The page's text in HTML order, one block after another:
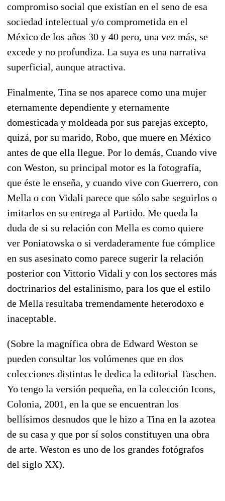
compromiso social que existían en el seno de esa
sociedad intelectual y/o comprometida en el
México de los años 30 y 40 pero, una vez más, se
excede y no profundiza. La suya es una narrativa
superficial, aunque atractiva.
Finalmente, Tina se nos aparece como una mujer
eternamente dependiente y eternamente
domesticada y moldeada por sus parejas excepto,
quizá, por su marido, Robo, que muere en México
antes de que ella llegue. Por lo demás, Cuando vive
con Weston, su principal motor es la fotografía,
que éste le enseña, y cuando vive con Guerrero, con
Mella o con Vidali parece que sólo sabe seguirlos o
imitarlos en su entrega al Partido. Me queda la
duda de si su relación con Mella es como quiere
ver Poniatowska o si verdaderamente fue cómplice
en sus asesinato como parece sugerir la relación
posterior con Vittorio Vidali y con los sectores más
doctrinarios del estalinismo, para los que el estilo
de Mella resultaba tremendamente heterodoxo e
inaceptable.
(Sobre la magnífica obra de Edward Weston se
pueden consultar los volúmenes que en dos
colecciones distintas le dedica la editorial Taschen.
Yo tengo la versión pequeña, en la colección Icons,
Colonia, 2001, en la que se encuentran los
bellísimos desnudos que le hizo a Tina en la azotea
de su casa y que por sí solos constituyen una obra
de arte. Weston es uno de los grandes fotógrafos
del siglo XX).